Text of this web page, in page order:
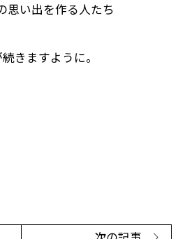
思い出を作る人たち
きますように。